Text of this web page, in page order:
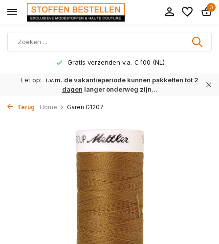
0
Gratis verzenden v.a. € 100 (NL)
Let op: i.v.m. de vakantieperiode kunnen pakketten tot 2
dagen langer onderweg zijn...
Terug Home Garen G1207